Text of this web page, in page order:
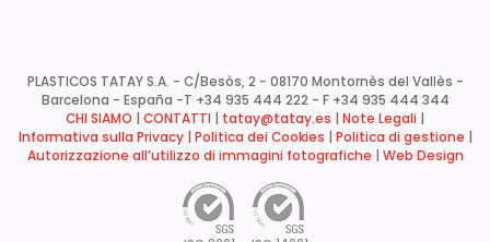
PLASTICOS TATAY S.A. - C/Besòs, 2 - 08170 Montornès del Vallès -
Barcelona - España -T +34 935 444 222 - F +34 935 444 344
CHI SIAMO
CONTATTI tatay@tatay.es Note Legali
Informativa sulla Privacy | Politica dei Cookies Politica di gestione
Autorizzazione all’utilizzo di immagini fotografiche
Web Design